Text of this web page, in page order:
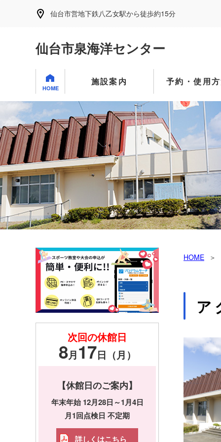
仙台市営地下鉄八乙女駅から徒歩約15分
仙台市泉海洋センター
HOME
施設案内 予約・使用
HOME
ア
次回の休館日
8月17日（月）
【休館日のご案内】
年末年始 12月28日～1月4日
月1回点検日 不定期
詳しくはこちら